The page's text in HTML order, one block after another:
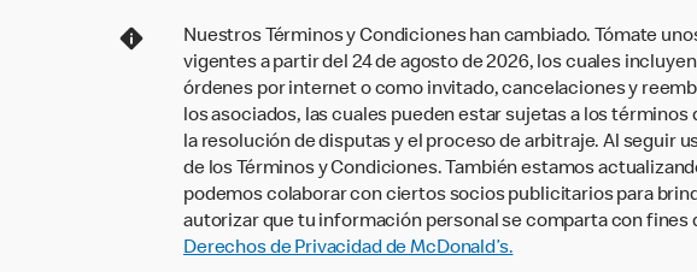
Nuestros Términos y Condiciones han cambiado. Tómate
vigentes a partir del 24 de agosto de 2026, los cuales
órdenes por internet o como invitado, cancelaciones y
los asociados, las cuales pueden estar sujetas a los
la resolución de disputas y el proceso de arbitraje. Al seguir
de los Términos y Condiciones. También estamos
podemos colaborar con ciertos socios publicitarios para
autorizar que tu información personal se comparta con
Derechos de Privacidad de McDonald’s.